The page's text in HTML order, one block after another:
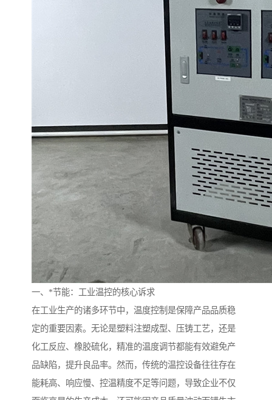
一、*节能：工业温控的核心诉求
在工业生产的诸多环节中，温度控制是保障产品品质稳
定的重要因素。无论是塑料注塑成型、压铸工艺，还是
化工反应、橡胶硫化，精准的温度调节都能有效避免产
品缺陷，提升良品率。然而，传统的温控设备往往存在
能耗高、响应慢、控温精度不足等问题，导致企业不仅